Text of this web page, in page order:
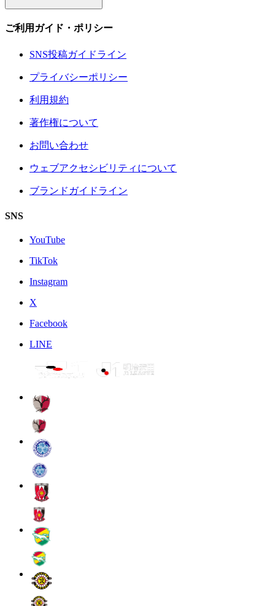
ご利用ガイド・ポリシー
SNS投稿ガイドライン
プライバシーポリシー
利用規約
著作権について
お問い合わせ
ウェブアクセシビリティについて
ブランドガイドライン
SNS
YouTube
TikTok
Instagram
X
Facebook
LINE